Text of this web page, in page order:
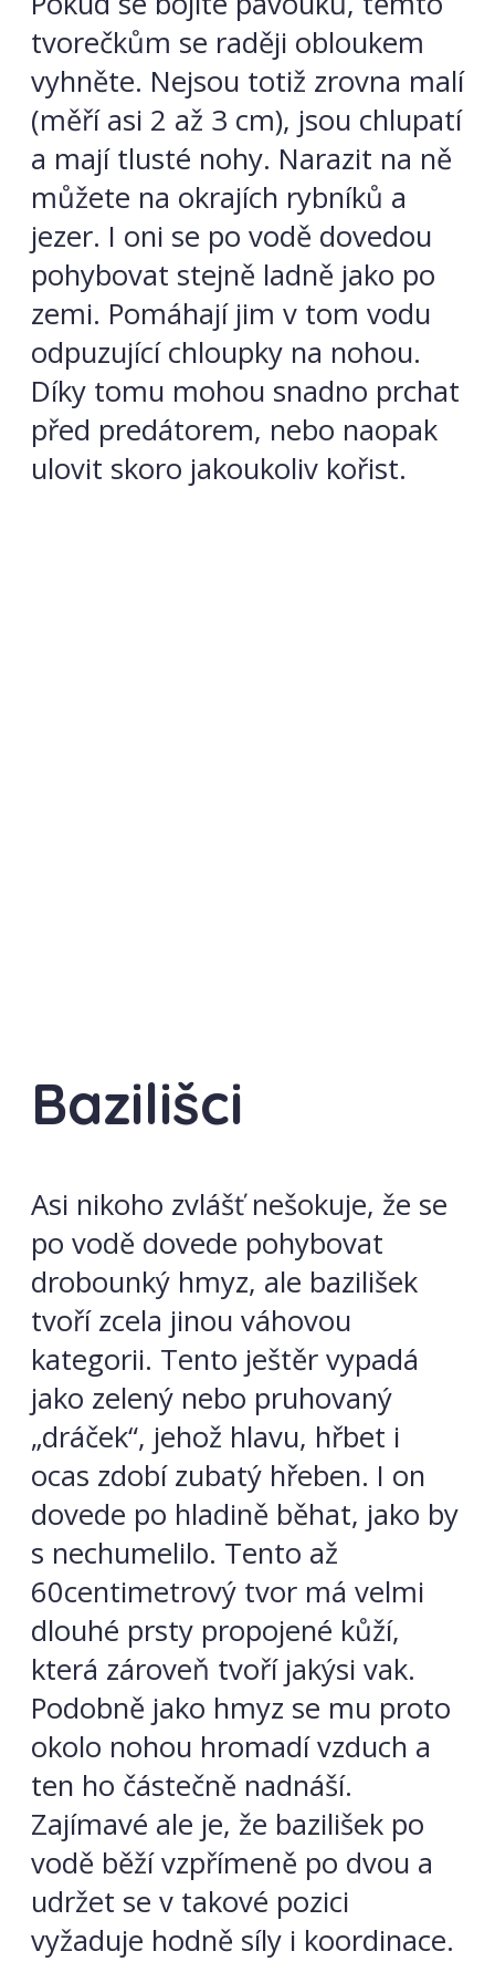
tvorečkům se raději obloukem
vyhněte. Nejsou totiž zrovna malí
(měří asi 2 až 3 cm), jsou chlupatí
a mají tlusté nohy. Narazit na ně
můžete na okrajích rybníků a
jezer. I oni se po vodě dovedou
pohybovat stejně ladně jako po
zemi. Pomáhají jim v tom vodu
odpuzující chloupky na nohou.
Díky tomu mohou snadno prchat
před predátorem, nebo naopak
ulovit skoro jakoukoliv kořist.
Bazilišci
Asi nikoho zvlášť nešokuje, že se
po vodě dovede pohybovat
drobounký hmyz, ale bazilišek
tvoří zcela jinou váhovou
kategorii. Tento ještěr vypadá
jako zelený nebo pruhovaný
„dráček“, jehož hlavu, hřbet i
ocas zdobí zubatý hřeben. I on
dovede po hladině běhat, jako by
s nechumelilo. Tento až
60centimetrový tvor má velmi
dlouhé prsty propojené kůží,
která zároveň tvoří jakýsi vak.
Podobně jako hmyz se mu proto
okolo nohou hromadí vzduch a
ten ho částečně nadnáší.
Zajímavé ale je, že bazilišek po
vodě běží vzpřímeně po dvou a
udržet se v takové pozici
vyžaduje hodně síly i koordinace.